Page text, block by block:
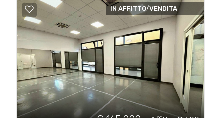
IN AFFITTO/VENDITA